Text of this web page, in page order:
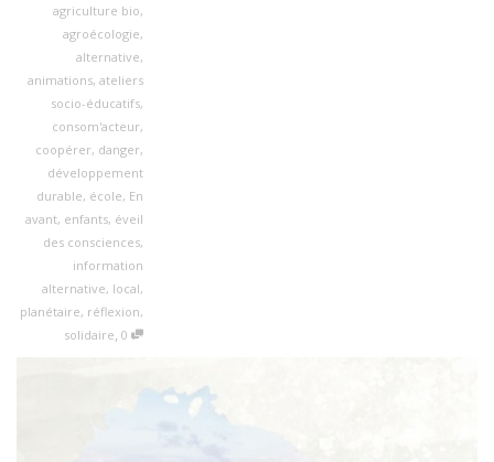
agriculture bio,
agroécologie,
alternative,
animations, ateliers
socio-éducatifs,
consom'acteur,
coopérer, danger,
développement
durable, école, En
avant, enfants, éveil
des consciences,
information
alternative, local,
planétaire, réflexion,
solidaire, 0